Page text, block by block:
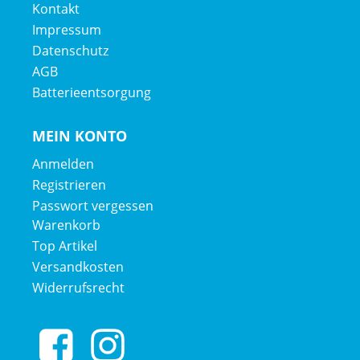
Sattelstütze: Speed Concept SLR, 11,5 mm oder -20 mm
Versatz, lange Ausführung
Räder: Bontrager Aeolus RSL 51, OCLV Carbon, Tubeless
Ready, 51 mm Profilhöhe, 100 x 12 mm-Steckachse
51 mm Profilhöhe, SRAM XD-R-Freilaufkörper,
142 x 12 mm-Steckachse
Kontakt
Impressum
Datenschutz
AGB
Batterieentsorgung
MEIN KONTO
Anmelden
Registrieren
Passwort vergessen
Warenkorb
Top Artikel
Versandkosten
Widerrufsrecht